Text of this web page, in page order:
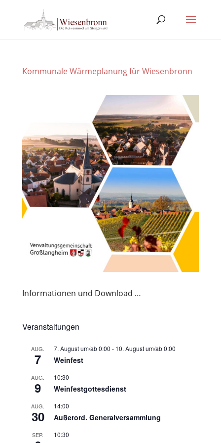
Kommunale Wärmeplanung für Wiesenbronn
Informationen und Download …
Veranstaltungen
AUG.
7
7. August um/ab 0:00 - 10. August um/ab 0:00
Weinfest
AUG.
9
10:30
Weinfestgottesdienst
AUG.
30
14:00
Außerord. Generalversammlung
SEP. 10:30